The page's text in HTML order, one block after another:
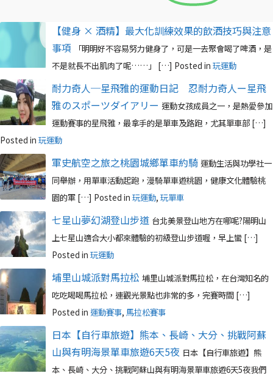
【健身 × 酒精】最大化訓練效果的飲酒技巧與注意
事項
「明明好不容易努力健身了，可是一去聚會喝了啤酒，是
不是就長不出肌肉了呢……」 […] Posted in 玩運動
耐力奇人─星飛雅的運動日記 忍耐力奇人ー星飛
雅のスポーツダイアリー 運動女孩成員之一，是熱愛參加
運動賽事的星飛雅，最拿手的是單車及路跑，尤其單車部 […]
Posted in 玩運動
軍史航空之旅之桃園城鄉單車約騎 運動生活與功學社一
同舉辦，用單車活動起跑，漫騎單車遊桃園，健康文化體驗桃
園的軍 […] Posted in 玩運動, 玩單車
七星山夢幻湖登山步道 台北美景登山地方在哪呢?陽明山
上七星山適合大小都來體驗的初級登山步道喔，早上蠻 […]
Posted in 玩運動
埔里山城派對馬拉松 埔里山城派對馬拉松，在台灣知名的
吃吃喝喝馬拉松，連觀光景點也非常的多，完賽時間 […]
Posted in 運動賽事, 馬拉松賽事
日本【自行車旅遊】熊本、長崎、大分、挑戰阿蘇
山與有明海景單車旅遊6天5夜 日本【自行車旅遊】熊
本、長崎、大分、挑戰阿蘇山與有明海景單車旅遊6天5夜我們